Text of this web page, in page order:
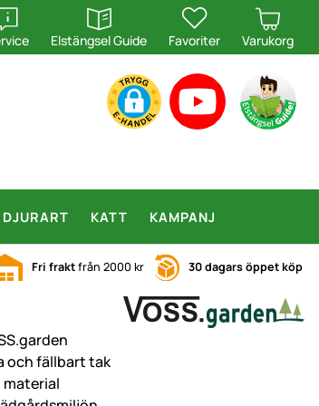
öppna
Elstängsel Guide
öppna
Favoriter Varukorg
DJURART KATT KAMPANJ
Fri fraktfrån 2000 kr 30 dagars öppet köp
och fällbart tak